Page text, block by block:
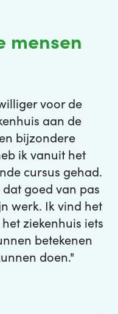
mensen
voor de
aan de
bijzondere
ik vanuit het
cursus gehad.
goed van pas
werk. Ik vind het
ziekenhuis iets
betekenen
doen."